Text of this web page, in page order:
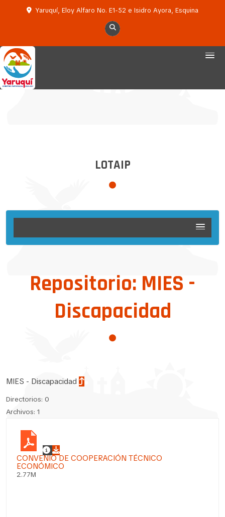
Yaruquí, Eloy Alfaro No. E1-52 e Isidro Ayora, Esquina
LOTAIP
Repositorio: MIES -
Discapacidad
MIES - Discapacidad
Directorios: 0
Archivos: 1
CONVENIO DE COOPERACIÓN TÉCNICO
ECONÓMICO
2.77M